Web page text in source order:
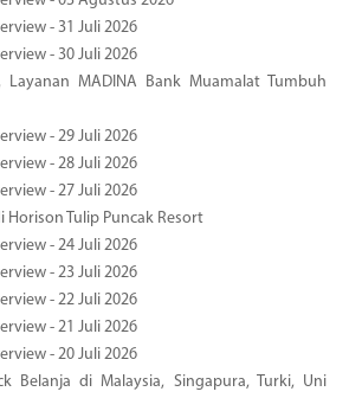
- 31 Juli 2026
- 30 Juli 2026
Layanan MADINA Bank Muamalat Tumbuh
- 29 Juli 2026
- 28 Juli 2026
- 27 Juli 2026
Horison Tulip Puncak Resort
- 24 Juli 2026
- 23 Juli 2026
- 22 Juli 2026
- 21 Juli 2026
- 20 Juli 2026
Belanja di Malaysia, Singapura, Turki, Uni